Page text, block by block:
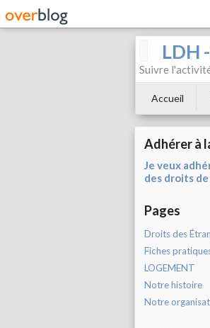
LDH
Suivre
Accueil
Adhérer à
Je veux
des droits
Pages
Droits des
Fiches
LOGEMENT
Notre histoire
Notre